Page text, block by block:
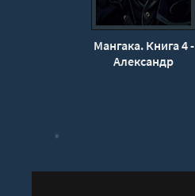
Мангака. Книга 4 -
Александр